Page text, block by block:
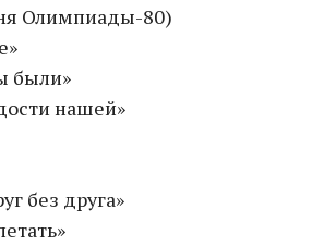
Олимпиады-80)
были»
нашей»
без друга»